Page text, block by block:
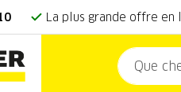
La plus grande offre en